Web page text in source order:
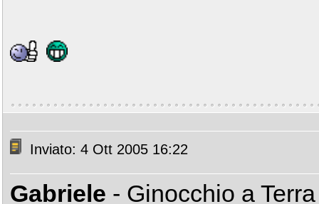
Inviato: 4 Ott 2005 16:22
Gabriele - Ginocchio a